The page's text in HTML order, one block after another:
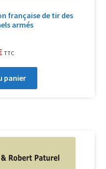
française de tir des
armés
TTC
panier